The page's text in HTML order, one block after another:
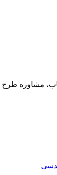
کتاب،